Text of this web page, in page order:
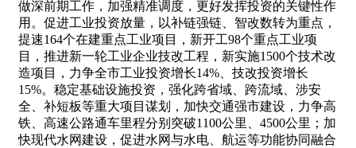
做深前期工作，加强精准调度，更好发挥投资的关键性作
用。促进工业投资放量，以补链强链、智改数转为重点，
提速164个在建重点工业项目，新开工98个重点工业项
目，推进新一轮工业企业技改工程，新实施1500个技术改
造项目，力争全市工业投资增长14%、技改投资增长
15%。稳定基础设施投资，强化跨省域、跨流域、涉安
全、补短板等重大项目谋划，加快交通强市建设，力争高
铁、高速公路通车里程分别突破1100公里、4500公里；加
快现代水网建设，促进水网与水电、航运等功能协同融合